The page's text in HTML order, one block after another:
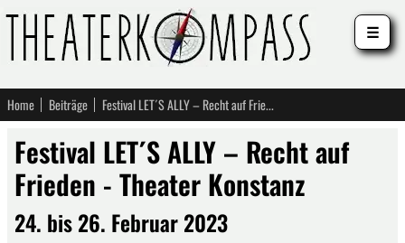
Home Beiträge Festival LET´S ALLY – Recht auf Frieden - Theater Konstanz
Festival LET´S ALLY – Recht auf
Frieden - Theater Konstanz
24. bis 26. Februar 2023
☰